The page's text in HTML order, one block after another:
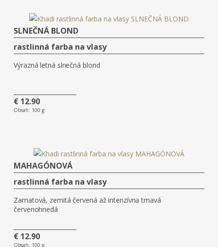
SLNEČNÁ BLOND
rastlinná farba na vlasy
Výrazná letná slnečná blond
€ 12.90
Obsah: 100 g
MAHAGÓNOVÁ
rastlinná farba na vlasy
Zamatová, zemitá červená až intenzívna tmavá
červenohnedá
€ 12.90
Obsah: 100 g